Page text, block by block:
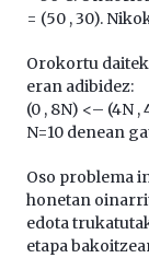
= (50 , 30).
Orokortu
eran adibidez:
(0 , 8N) <– (4N ,
N=10 denean
Oso problema
honetan
edota
etapa